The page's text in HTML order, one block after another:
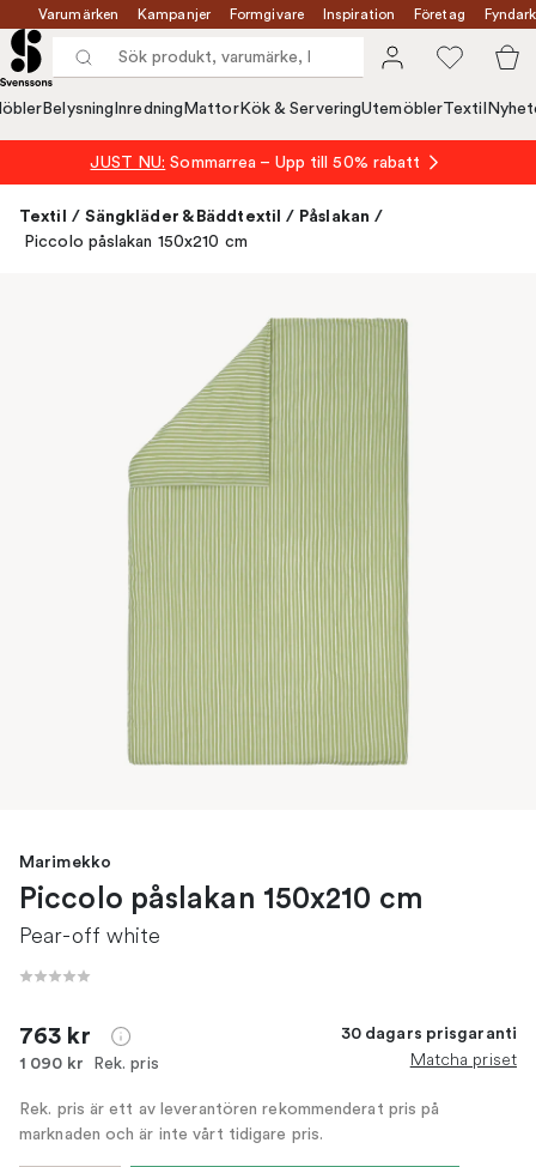
Varumärken Kampanjer Formgivare Inspiration Företag
Belysning Inredning MattorKök & ServeringUtemöblerTextil
JUST NU: Sommarrea – Upp till 50% rabatt
Textil / Sängkläder & Bäddtextil / Påslakan /
Piccolo påslakan 150x210 cm
Marimekko
Piccolo påslakan 150x210 cm
Pear-off white
763 kr
1 090 kr Rek. pris
30 dagars prisgaranti
Matcha priset
Rek. pris är ett av leverantören rekommenderat pris på
marknaden och är inte vårt tidigare pris.